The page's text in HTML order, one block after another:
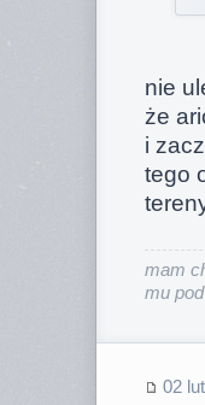
nie
że
i
tego
mam
mu
02